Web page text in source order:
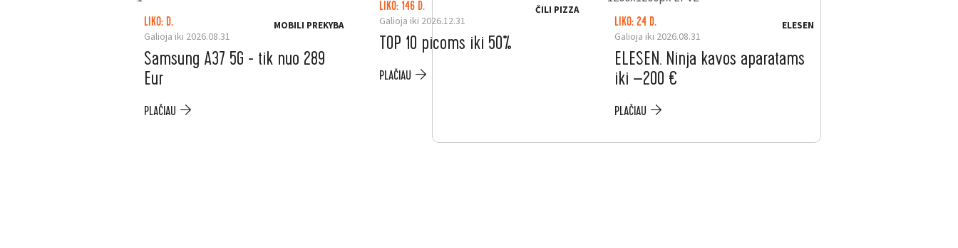
LIKO: D.
Galioja iki 2026.08.31
MOBILI PREKYBA
Samsung A37 5G - tik nuo 289
Eur
PLAČIAU
LIKO: 146 D.
Galioja iki 2026.12.31
ČILI PIZZA
TOP 10 picoms iki 50%
PLAČIAU
LIKO: 24 D.
Galioja iki 2026.08.31
ELESEN
ELESEN. Ninja kavos aparatams
iki –200 €
PLAČIAU